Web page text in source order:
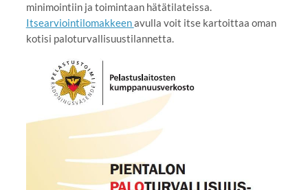
minimointiin ja toimintaan hätätilateissa.
Itsearviointilomakkeenavulla voit itse kartoittaa oman
kotisi paloturvallisuustilannetta.